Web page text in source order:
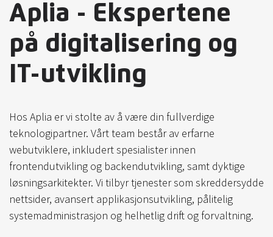
Aplia - Ekspertene
på digitalisering og
IT-utvikling
Hos Aplia er vi stolte av å være din fullverdige
teknologipartner. Vårt team består av erfarne
webutviklere, inkludert spesialister innen
frontendutvikling og backendutvikling, samt dyktige
løsningsarkitekter. Vi tilbyr tjenester som skreddersydde
nettsider, avansert applikasjonsutvikling, pålitelig
systemadministrasjon og helhetlig drift og forvaltning.